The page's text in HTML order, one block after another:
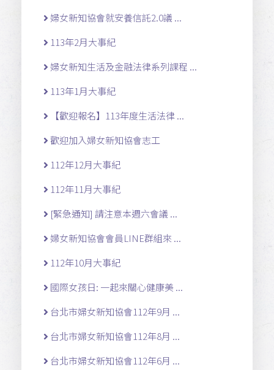
婦女新知協會就安養信託2.0議 ...
113年2月大事紀
婦女新知生活及金融法律系列課程 ...
113年1月大事紀
【歡迎報名】113年度生活法律 ...
歡迎加入婦女新知協會志工
112年12月大事紀
112年11月大事紀
[緊急通知] 請注意本週六會議 ...
婦女新知協會會員LINE群組來 ...
112年10月大事紀
國際女孩日: 一起來關心健康美 ...
台北市婦女新知協會112年9月 ...
台北市婦女新知協會112年8月 ...
台北市婦女新知協會112年6月 ...